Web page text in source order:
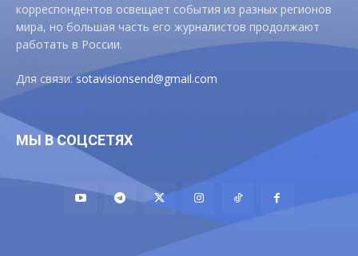
корреспондентов освещает события из разных регионов
мира, но большая часть его журналистов продолжают
работать в России.
Для связи:sotavisionsend@gmail.com
МЫ В СОЦСЕТЯХ